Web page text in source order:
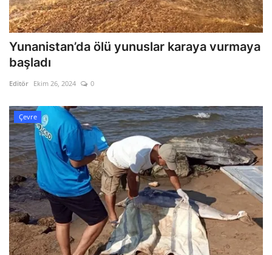
Yunanistan’da ölü yunuslar karaya vurmaya
başladı
Editör Ekim 26, 2024 0
Çevre